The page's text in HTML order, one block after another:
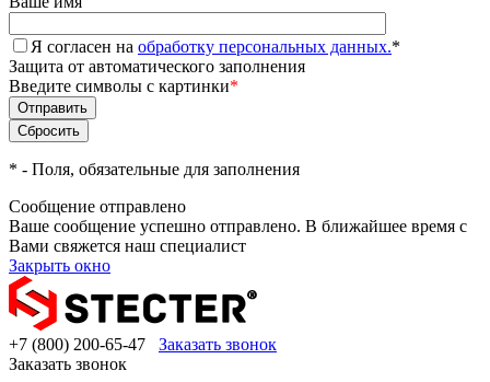
Я согласен на обработку персональных данных.*
Защита от автоматического заполнения
Введите символы с картинки*
* - Поля, обязательные для заполнения
Сообщение отправлено
Ваше сообщение успешно отправлено. В ближайшее время с
Вами свяжется наш специалист
Закрыть окно
+7 (800) 200-65-47
Заказать звонок
Заказать звонок